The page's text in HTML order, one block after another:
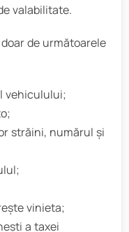
valabilitate.
de următoarele
vehiculului;
străini, numărul și
vinieta;
a taxei